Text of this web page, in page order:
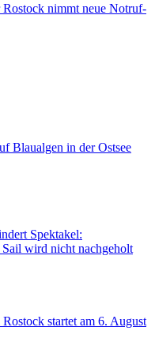
Rostock nimmt neue Notruf-
Blaualgen in der Ostsee
Spektakel:
wird nicht nachgeholt
startet am 6. August